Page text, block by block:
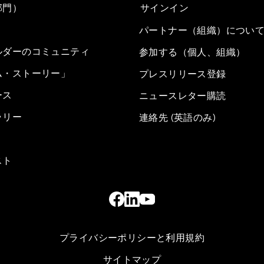
）
ーのコミュニティ
ストーリー」
リー
サインイン
パートナー（組織）につい
参加する（個人、組織）
プレスリリース登録
ニュースレター購読
連絡先 (英語のみ)
プライバシーポリシーと利用規約
サイトマップ